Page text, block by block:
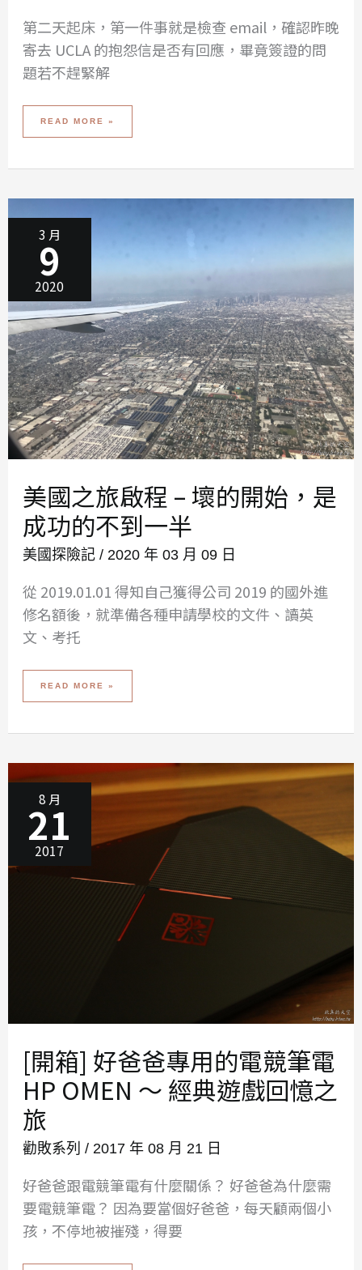
第二天起床，第一件事就是檢查 email，確認昨晚
寄去 UCLA 的抱怨信是否有回應，畢竟簽證的問
題若不趕緊解
美
之
天
泰
銀
開
戶、
臨
時
門
號、
SPROUTS
READ MORE »
3 月
9
2020
美國之旅啟程 – 壞的開始，是
成功的不到一半
美國探險記/ 2020 年 03 月 09 日
從 2019.01.01 得知自己獲得公司 2019 的國外進
修名額後，就準備各種申請學校的文件、讀英
文、考托
美
之
–
始，
是
成
的
不
到
一
半
READ MORE »
8 月
21
2017
[開箱] 好爸爸專用的電競筆電
HP OMEN ～ 經典遊戲回憶之
旅
勸敗系列 / 2017 年 08 月 21 日
好爸爸跟電競筆電有什麼關係？ 好爸爸為什麼需
要電競筆電？ 因為要當個好爸爸，每天顧兩個小
孩，不停地被摧殘，得要